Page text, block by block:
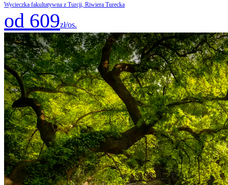
Wycieczka fakultatywna z Turcji, Riwiera Turecka
od 609zł/os.